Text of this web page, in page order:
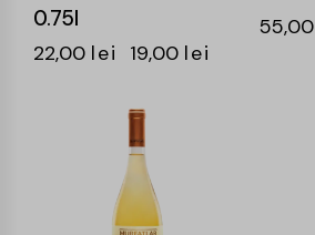
0.75l
22,00 lei 19,00 lei
55,00